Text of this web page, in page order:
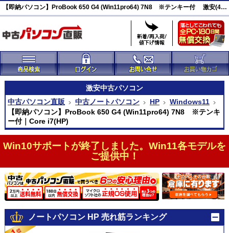
【即納パソコン】ProBook 650 G4 (Win11pro64) 7N8 ※テンキー付 激安(46770)
激安中古パソコン
中古パソコン直販
中古ノートパソコン HP
Windows11
【即納パソコン】ProBook 650 G4 (Win11pro64) 7N8 ※テンキ
ー付｜Core i7(HP)
Win10サポートが終了しました。Win11各モデルを
ご提供中！
ノートパソコン HP 売れ筋ランキング